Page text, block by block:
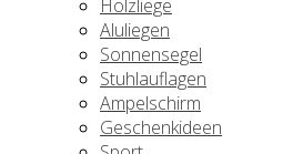
Holzliege
Aluliegen
Sonnensegel
Stuhlauflagen
Ampelschirm
Geschenkideen